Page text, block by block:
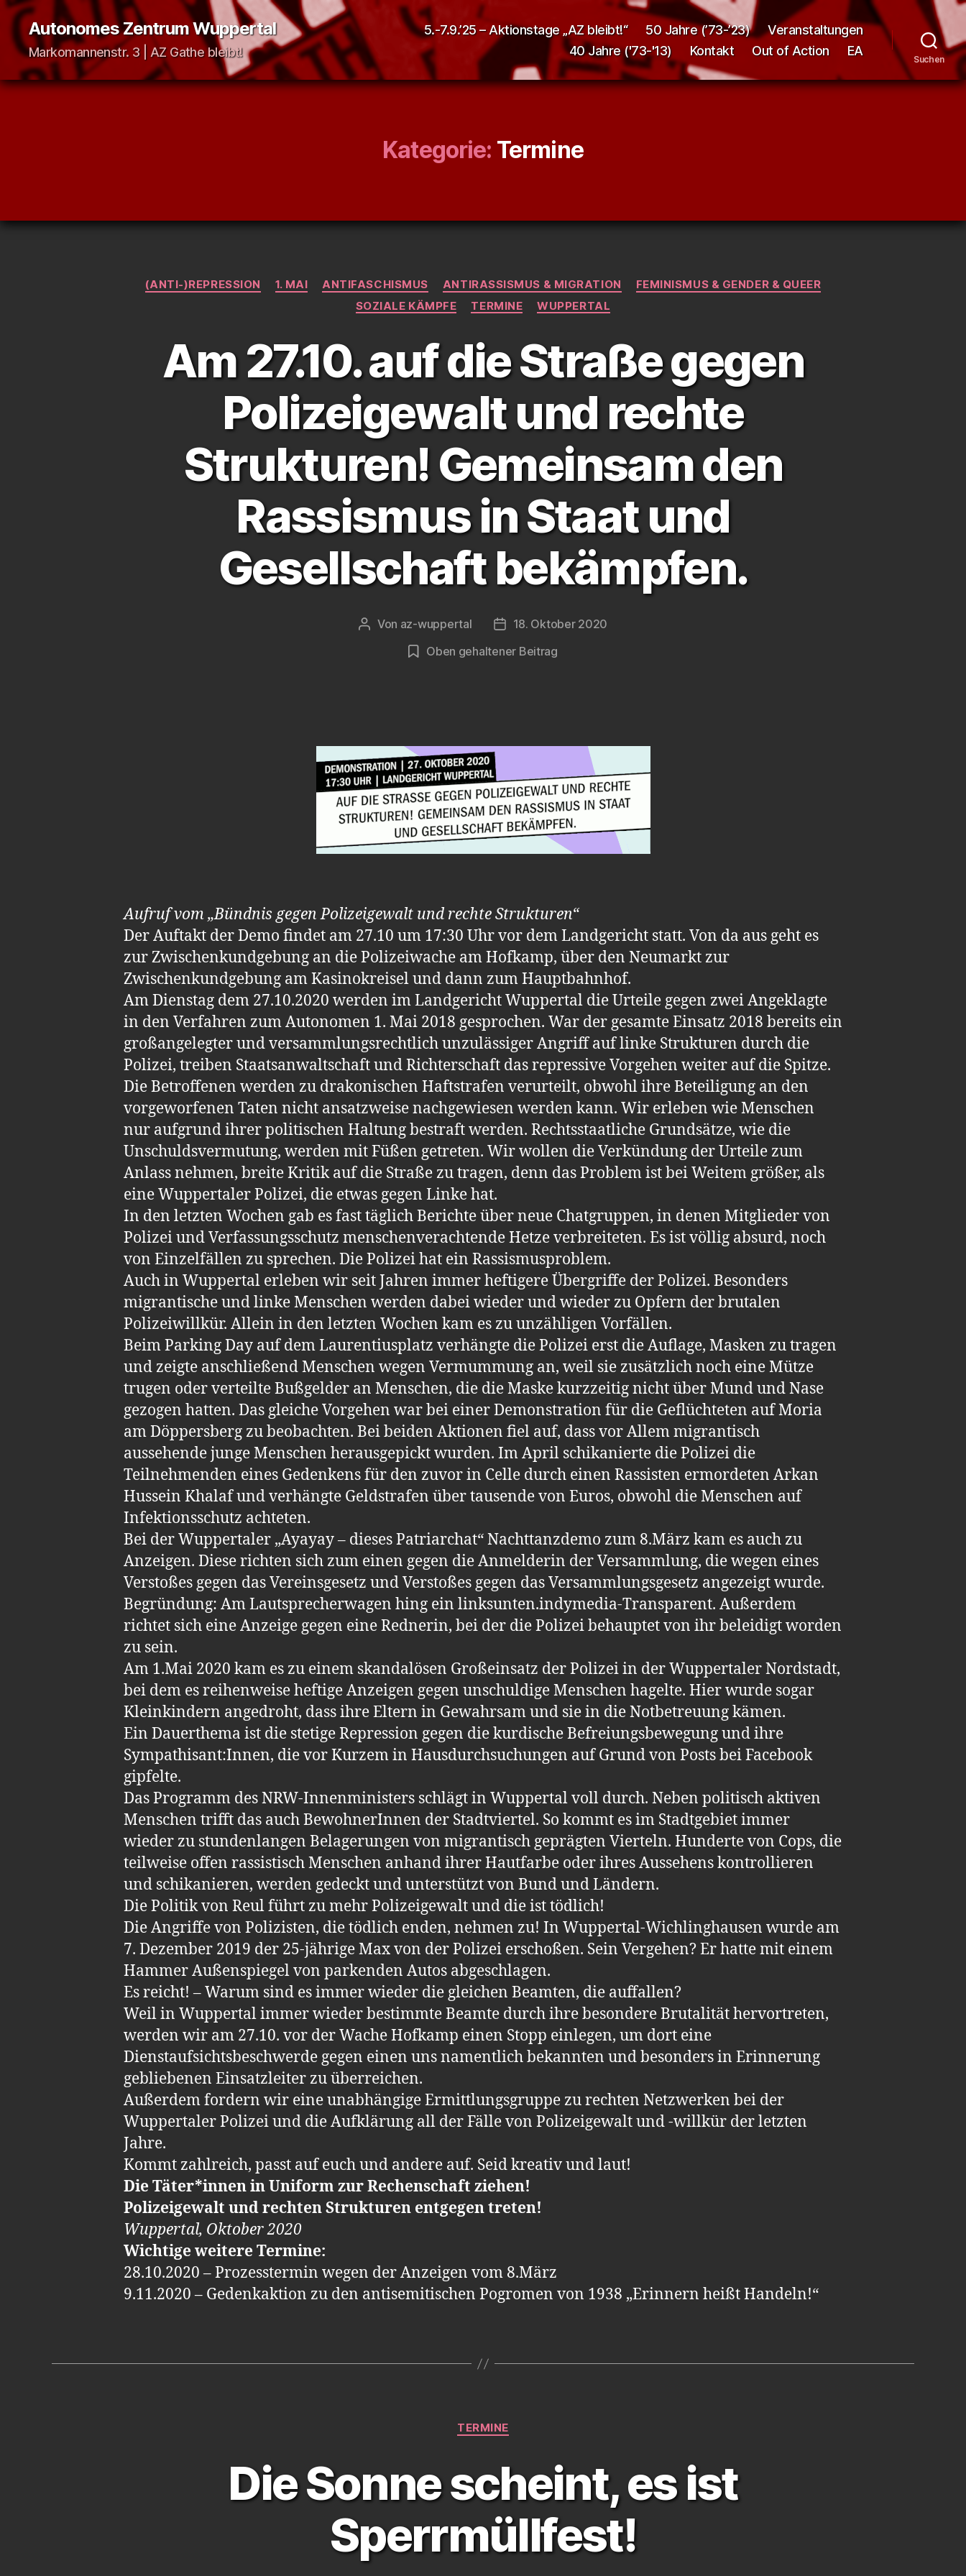
Autonomes Zentrum Wuppertal
Markomannenstr. 3 | AZ Gathe bleibt!
5.-7.9.’25 – Aktionstage „AZ bleibt!“ 50 Jahre (’73-’23)
Veranstaltungen
40 Jahre ('73-'13)
Kontakt Out of Action EA
Suchen
Kategorie: Termine
Kategorien
(ANTI-)REPRESSION 1. MAI ANTIFASCHISMUS ANTIRASSISMUS & MIGRATION
FEMINISMUS & GENDER & QUEER
SOZIALE KÄMPFE
TERMINE WUPPERTAL
Am 27.10. auf die Straße gegen
Polizeigewalt und rechte
Strukturen! Gemeinsam den
Rassismus in Staat und
Gesellschaft bekämpfen.
Beitragsautor
Von az-wuppertal Veröffentlichungsdatum
18. Oktober 2020
Oben gehaltener Beitrag
Aufruf vom „Bündnis gegen Polizeigewalt und rechte Strukturen“
Der Auftakt der Demo findet am 27.10 um 17:30 Uhr vor dem Landgericht statt. Von da aus geht es
zur Zwischenkundgebung an die Polizeiwache am Hofkamp, über den Neumarkt zur
Zwischenkundgebung am Kasinokreisel und dann zum Hauptbahnhof.
Am Dienstag dem 27.10.2020 werden im Landgericht Wuppertal die Urteile gegen zwei Angeklagte
in den Verfahren zum Autonomen 1. Mai 2018 gesprochen. War der gesamte Einsatz 2018 bereits ein
großangelegter und versammlungsrechtlich unzulässiger Angriff auf linke Strukturen durch die
Polizei, treiben Staatsanwaltschaft und Richterschaft das repressive Vorgehen weiter auf die Spitze.
Die Betroffenen werden zu drakonischen Haftstrafen verurteilt, obwohl ihre Beteiligung an den
vorgeworfenen Taten nicht ansatzweise nachgewiesen werden kann. Wir erleben wie Menschen
nur aufgrund ihrer politischen Haltung bestraft werden. Rechtsstaatliche Grundsätze, wie die
Unschuldsvermutung, werden mit Füßen getreten. Wir wollen die Verkündung der Urteile zum
Anlass nehmen, breite Kritik auf die Straße zu tragen, denn das Problem ist bei Weitem größer, als
eine Wuppertaler Polizei, die etwas gegen Linke hat.
In den letzten Wochen gab es fast täglich Berichte über neue Chatgruppen, in denen Mitglieder von
Polizei und Verfassungsschutz menschenverachtende Hetze verbreiteten. Es ist völlig absurd, noch
von Einzelfällen zu sprechen. Die Polizei hat ein Rassismusproblem.
Auch in Wuppertal erleben wir seit Jahren immer heftigere Übergriffe der Polizei. Besonders
migrantische und linke Menschen werden dabei wieder und wieder zu Opfern der brutalen
Polizeiwillkür. Allein in den letzten Wochen kam es zu unzähligen Vorfällen.
Beim Parking Day auf dem Laurentiusplatz verhängte die Polizei erst die Auflage, Masken zu tragen
und zeigte anschließend Menschen wegen Vermummung an, weil sie zusätzlich noch eine Mütze
trugen oder verteilte Bußgelder an Menschen, die die Maske kurzzeitig nicht über Mund und Nase
gezogen hatten. Das gleiche Vorgehen war bei einer Demonstration für die Geflüchteten auf Moria
am Döppersberg zu beobachten. Bei beiden Aktionen fiel auf, dass vor Allem migrantisch
aussehende junge Menschen herausgepickt wurden. Im April schikanierte die Polizei die
Teilnehmenden eines Gedenkens für den zuvor in Celle durch einen Rassisten ermordeten Arkan
Hussein Khalaf und verhängte Geldstrafen über tausende von Euros, obwohl die Menschen auf
Infektionsschutz achteten.
Bei der Wuppertaler „Ayayay – dieses Patriarchat“ Nachttanzdemo zum 8.März kam es auch zu
Anzeigen. Diese richten sich zum einen gegen die Anmelderin der Versammlung, die wegen eines
Verstoßes gegen das Vereinsgesetz und Verstoßes gegen das Versammlungsgesetz angezeigt wurde.
Begründung: Am Lautsprecherwagen hing ein linksunten.indymedia-Transparent. Außerdem
richtet sich eine Anzeige gegen eine Rednerin, bei der die Polizei behauptet von ihr beleidigt worden
zu sein.
Am 1.Mai 2020 kam es zu einem skandalösen Großeinsatz der Polizei in der Wuppertaler Nordstadt,
bei dem es reihenweise heftige Anzeigen gegen unschuldige Menschen hagelte. Hier wurde sogar
Kleinkindern angedroht, dass ihre Eltern in Gewahrsam und sie in die Notbetreuung kämen.
Ein Dauerthema ist die stetige Repression gegen die kurdische Befreiungsbewegung und ihre
Sympathisant:Innen, die vor Kurzem in Hausdurchsuchungen auf Grund von Posts bei Facebook
gipfelte.
Das Programm des NRW-Innenministers schlägt in Wuppertal voll durch. Neben politisch aktiven
Menschen trifft das auch BewohnerInnen der Stadtviertel. So kommt es im Stadtgebiet immer
wieder zu stundenlangen Belagerungen von migrantisch geprägten Vierteln. Hunderte von Cops, die
teilweise offen rassistisch Menschen anhand ihrer Hautfarbe oder ihres Aussehens kontrollieren
und schikanieren, werden gedeckt und unterstützt von Bund und Ländern.
Die Politik von Reul führt zu mehr Polizeigewalt und die ist tödlich!
Die Angriffe von Polizisten, die tödlich enden, nehmen zu! In Wuppertal-Wichlinghausen wurde am
7. Dezember 2019 der 25-jährige Max von der Polizei erschoßen. Sein Vergehen? Er hatte mit einem
Hammer Außenspiegel von parkenden Autos abgeschlagen.
Es reicht! – Warum sind es immer wieder die gleichen Beamten, die auffallen?
Weil in Wuppertal immer wieder bestimmte Beamte durch ihre besondere Brutalität hervortreten,
werden wir am 27.10. vor der Wache Hofkamp einen Stopp einlegen, um dort eine
Dienstaufsichtsbeschwerde gegen einen uns namentlich bekannten und besonders in Erinnerung
gebliebenen Einsatzleiter zu überreichen.
Außerdem fordern wir eine unabhängige Ermittlungsgruppe zu rechten Netzwerken bei der
Wuppertaler Polizei und die Aufklärung all der Fälle von Polizeigewalt und -willkür der letzten
Jahre.
Kommt zahlreich, passt auf euch und andere auf. Seid kreativ und laut!
Die Täter*innen in Uniform zur Rechenschaft ziehen!
Polizeigewalt und rechten Strukturen entgegen treten!
Wuppertal, Oktober 2020
Wichtige weitere Termine:
28.10.2020 – Prozesstermin wegen der Anzeigen vom 8.März
9.11.2020 – Gedenkaktion zu den antisemitischen Pogromen von 1938 „Erinnern heißt Handeln!“
Kategorien
TERMINE
Die Sonne scheint, es ist
Sperrmüllfest!